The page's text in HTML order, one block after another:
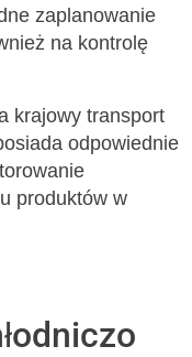
zaplanowanie
na kontrolę
krajowy transport
odpowiednie
produktów w